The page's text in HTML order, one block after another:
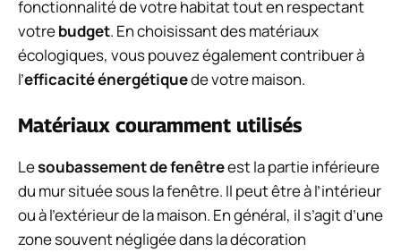
fonctionnalité de votre habitat tout en respectant
votrebudget. En choisissant des matériaux
écologiques, vous pouvez également contribuer à
l’efficacité énergétiquede votre maison.
Matériaux couramment utilisés
Lesoubassement de fenêtreest la partie inférieure
du mur située sous la fenêtre. Il peut être à l’intérieur
ou à l’extérieur de la maison. En général, il s’agit d’une
zone souvent négligée dans la décoration